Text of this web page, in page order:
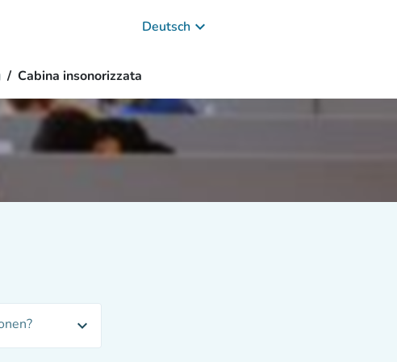
Deutsch keyboard_arrow_down
Cabina insonorizzata
expand_more